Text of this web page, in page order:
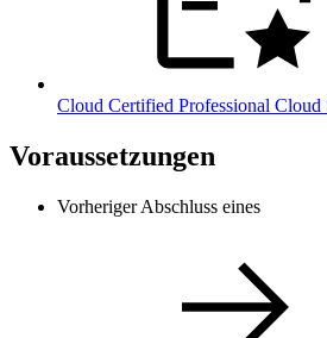
Cloud Certified Professional Cloud
Voraussetzungen
Vorheriger Abschluss eines